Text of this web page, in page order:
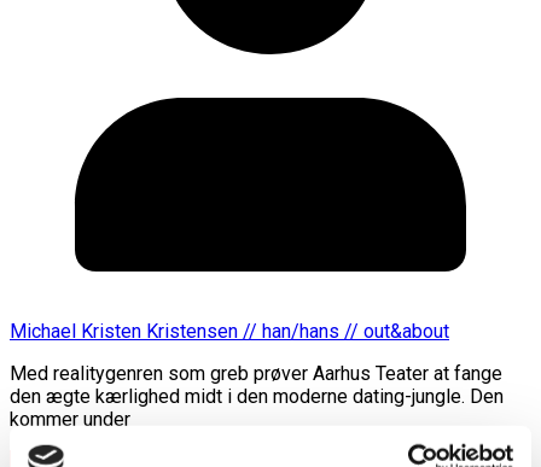
Michael Kristen Kristensen // han/hans // out&about
Med realitygenren som greb prøver Aarhus Teater at fange
den ægte kærlighed midt i den moderne dating-jungle. Den
kommer under
Læs mere